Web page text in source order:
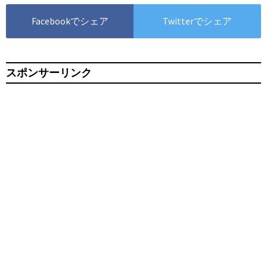
Facebookでシェア Twitterでシェア
スポンサーリンク